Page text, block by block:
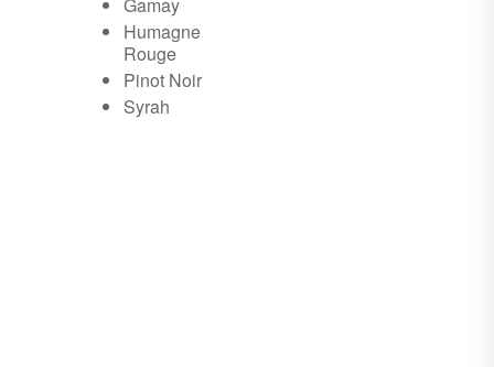
Humagne
Rouge
Pinot Noir
Syrah